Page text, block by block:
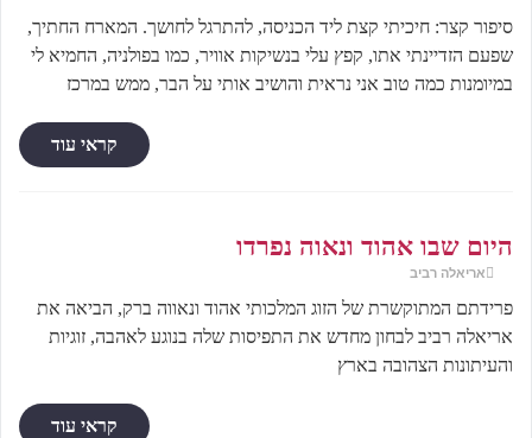
סיפור קצר: חיכיתי קצת ליד הכניסה, להתרגל לחושך. המארח החתיך,
שפעם הזדיינתי אתו, קפץ עלי בנשיקות אוויר, כמו בפולניה, החמיא לי
במיומנות כמה טוב אני נראית והושיב אותי על הבר, ממש במרכז
קראי עוד
היום שבו אהוד ונאוה נפרדו
אריאלה רביב
פרידתם המתוקשרת של הזוג המלכותי אהוד ונאווה ברק, הביאה את
אריאלה רביב לבחון מחדש את התפיסות שלה בנוגע לאהבה, זוגיות
והעיתונות הצהובה בארץ
קראי עוד